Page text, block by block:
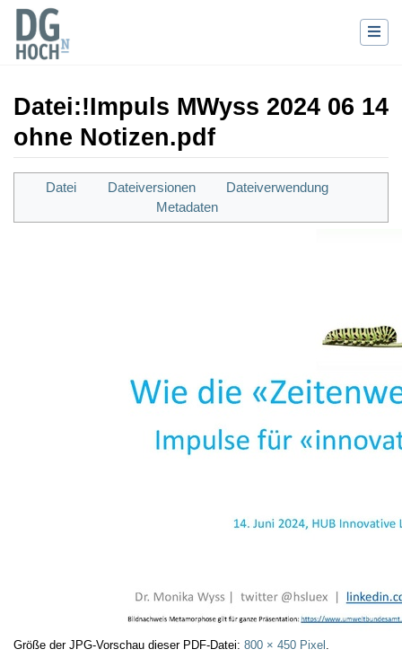
Datei:!Impuls MWyss 2024 06 14
ohne Notizen.pdf
Wechseln zu: Navigation,Suche
Datei Dateiversionen
Dateiverwendung
Metadaten
Größe der JPG-Vorschau dieser PDF-Datei: 800 × 450 Pixel .